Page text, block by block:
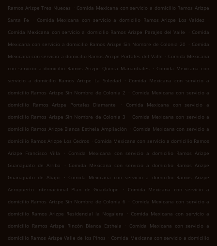
Ramos Arizpe Tres Nueces . Comida Mexicana con servicio a domicilio Ramos Arizpe
Santa Fe
. Comida Mexicana con servicio a domicilio Ramos Arizpe Los Valdez
.
Comida Mexicana con servicio a domicilio Ramos Arizpe Parajes del Valle
. Comida
Mexicana con servicio a domicilio Ramos Arizpe Sin Nombre de Colonia 20 . Comida
Mexicana con servicio a domicilio Ramos Arizpe Portales del Valle . Comida Mexicana
con servicio a domicilio Ramos Arizpe Quinta Manantiales
. Comida Mexicana con
servicio a domicilio Ramos Arizpe La Soledad
. Comida Mexicana con servicio a
domicilio Ramos Arizpe Sin Nombre de Colonia 2 . Comida Mexicana con servicio a
domicilio Ramos Arizpe Portales Diamante
.
Comida Mexicana con servicio a
domicilio Ramos Arizpe Sin Nombre de Colonia 3 . Comida Mexicana con servicio a
domicilio Ramos Arizpe Blanca Esthela Ampliación . Comida Mexicana con servicio a
domicilio Ramos Arizpe Los Cedros . Comida Mexicana con servicio a domicilio Ramos
Arizpe Francisco Villa
. Comida Mexicana con servicio a domicilio Ramos Arizpe
Guanajuato de Arriba
. Comida Mexicana con servicio a domicilio Ramos Arizpe
Guanajuato de Abajo
. Comida Mexicana con servicio a domicilio Ramos Arizpe
Aeropuerto Internacional Plan de Guadalupe
.
Comida Mexicana con servicio a
domicilio Ramos Arizpe Sin Nombre de Colonia 6 . Comida Mexicana con servicio a
domicilio Ramos Arizpe Residencial la Nogalera
. Comida Mexicana con servicio a
domicilio Ramos Arizpe Rincón Blanca Esthela
. Comida Mexicana con servicio a
domicilio Ramos Arizpe Valle de los Pinos . Comida Mexicana con servicio a domicilio